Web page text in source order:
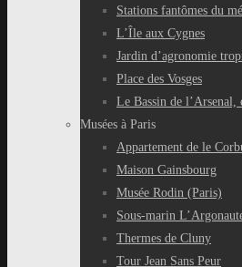
Stations fantômes du
L’Île aux Cygnes
Jardin d’agronomie
Place des Vosges
Le Bassin de l’Arsenal,
Musées à Paris
Appartement de le
Maison Gainsbourg
Musée Rodin (Paris)
Sous-marin
Thermes de Cluny
Tour Jean Sans Peur